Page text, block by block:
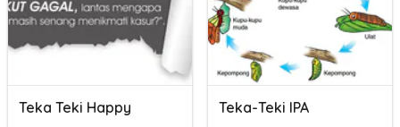
Teka Teki Happy Teka-Teki IPA